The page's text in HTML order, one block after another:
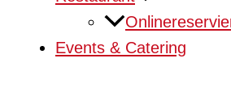
Events & Catering